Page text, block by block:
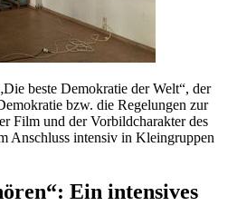
beste Demokratie der Welt“, der
bzw. die Regelungen zur
Film und der Vorbildcharakter des
Anschluss intensiv in Kleingruppen
Ein intensives